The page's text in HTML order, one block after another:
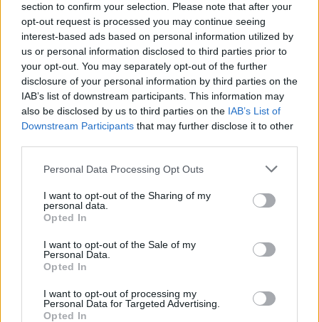
section to confirm your selection. Please note that after your
opt-out request is processed you may continue seeing
interest-based ads based on personal information utilized by
us or personal information disclosed to third parties prior to
your opt-out. You may separately opt-out of the further
disclosure of your personal information by third parties on the
IAB’s list of downstream participants. This information may
also be disclosed by us to third parties on the IAB’s List of
Downstream Participants that may further disclose it to other
Personal Data Processing Opt Outs
I want to opt-out of the Sharing of my
personal data.
Opted In
I want to opt-out of the Sale of my
Personal Data.
Opted In
I want to opt-out of processing my
Personal Data for Targeted Advertising.
Opted In
Leicht
Kirschenstrudel
Leicht
Zwetschkenstrudel
Mittel
Omas Zwetschgenstrudel
Leicht
Strudelteig Grundrezept